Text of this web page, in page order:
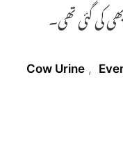
کی گئی تھی۔
Cow Urine ,